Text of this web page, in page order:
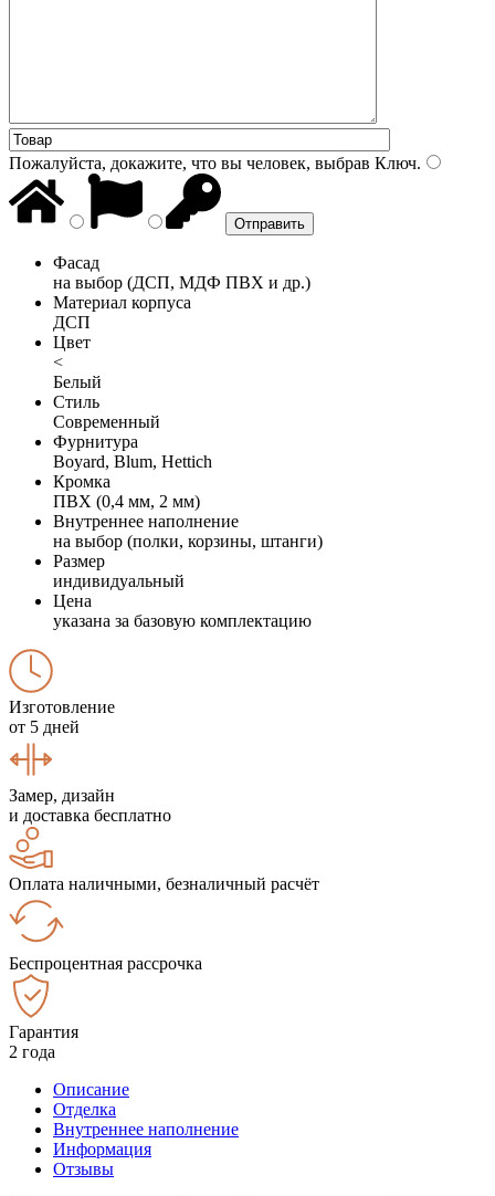
Пожалуйста, докажите, что вы человек, выбрав Ключ.
Фасад
на выбор (ДСП, МДФ ПВХ и др.)
Материал корпуса
ДСП
Цвет
<
Белый
Стиль
Современный
Фурнитура
Boyard, Blum, Hettich
Кромка
ПВХ (0,4 мм, 2 мм)
Внутреннее наполнение
на выбор (полки, корзины, штанги)
Размер
индивидуальный
Цена
указана за базовую комплектацию
Изготовление
от 5 дней
Замер, дизайн
и доставка бесплатно
Оплата наличными, безналичный расчёт
Беспроцентная рассрочка
Гарантия
2 года
Описание
Отделка
Внутреннее наполнение
Информация
Отзывы